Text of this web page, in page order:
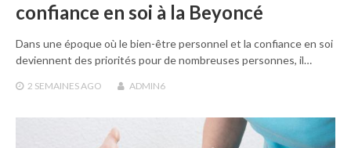
confiance en soi à la Beyoncé
Dans une époque où le bien-être personnel et la confiance en soi
deviennent des priorités pour de nombreuses personnes, il…
2 SEMAINESAGO ADMIN6